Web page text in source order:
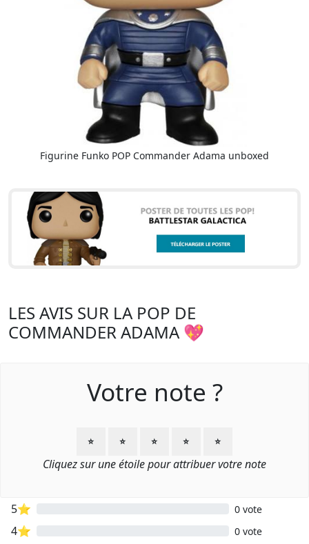
Figurine Funko POP Commander Adama unboxed
LES AVIS SUR LA POP DE
COMMANDER ADAMA 💖
Votre note ?
⭐ ⭐ ⭐ ⭐ ⭐
Cliquez sur une étoile pour attribuer votre note
5⭐ 0 vote
4⭐ 0 vote